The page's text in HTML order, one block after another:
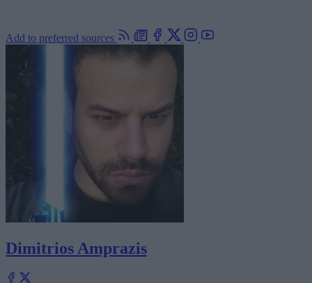
Add to preferred sources
Dimitrios Amprazis